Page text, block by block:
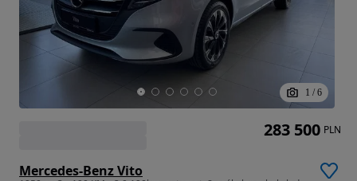
1 / 6
Mercedes-Benz Vito
283 500 PLN